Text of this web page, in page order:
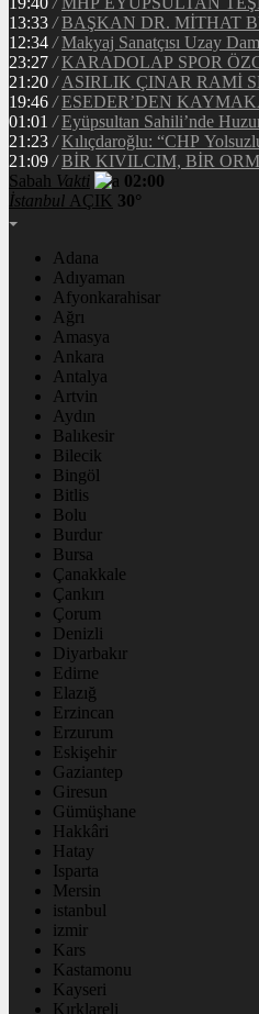
13:33 / BAŞKAN DR. MİTHAT
12:34 / Makyaj Sanatçısı Uzay
23:27 / KARADOLAP SPOR
21:20 / ASIRLIK ÇINAR RAMİ
19:46 / ESEDER’DEN
01:01 / Eyüpsultan Sahili’nde
21:23 / Kılıçdaroğlu: “CHP
21:09 / BİR KIVILCIM, BİR
Sabah Vakti
02:00
İstanbul AÇIK 30°
Adana
Adıyaman
Afyonkarahisar
Ağrı
Amasya
Ankara
Antalya
Artvin
Aydın
Balıkesir
Bilecik
Bingöl
Bitlis
Bolu
Burdur
Bursa
Çanakkale
Çankırı
Çorum
Denizli
Diyarbakır
Edirne
Elazığ
Erzincan
Erzurum
Eskişehir
Gaziantep
Giresun
Gümüşhane
Hakkâri
Hatay
Isparta
Mersin
istanbul
izmir
Kars
Kastamonu
Kayseri
Kırklareli